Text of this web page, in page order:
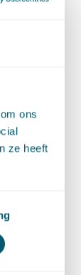
ons
ze heeft